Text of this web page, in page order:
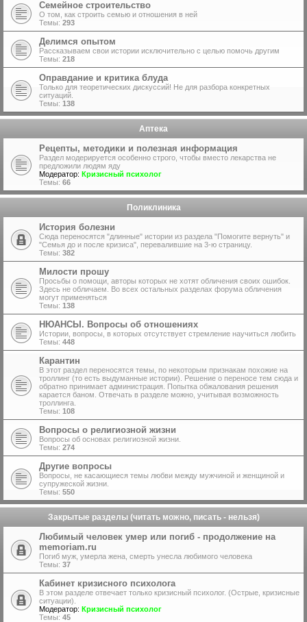
Семейное строительство
О том, как строить семью и отношения в ней
Темы: 293
Делимся опытом
Рассказываем свои истории исключительно с целью помочь другим
Темы: 218
Оправдание и критика блуда
Только для теоретических дискуссий! Не для разбора конкретных
ситуаций.
Темы: 138
Аптека
Рецепты, методики и полезная информация
Раздел модерируется особенно строго, чтобы вместо лекарства не
предложили людям яду
Модератор: Кризисный психолог
Темы: 66
Поликлиника
История болезни
Сюда переносятся "длинные" истории из раздела "Помогите вернуть" и
"Семья до и после кризиса", перевалившие на 3-ю страницу.
Темы: 382
Милости прошу
Просьбы о помощи, авторы которых не хотят обличения своих ошибок.
Здесь не обличаем. Во всех остальных разделах форума обличения
могут применяться
Темы: 138
НЮАНСЫ. Вопросы об отношениях
Истории, вопросы, в которых отсутствует стремление научиться любить
Темы: 448
Карантин
В этот раздел переносятся темы, по некоторым признакам похожие на
троллинг (то есть выдуманные истории). Решение о переносе тем сюда и
обратно принимает администрация. Попытка обжалования решения
карается баном. Отвечать в разделе можно, учитывая возможность
троллинга.
Темы: 108
Вопросы о религиозной жизни
Вопросы об основах религиозной жизни.
Темы: 274
Другие вопросы
Вопросы, не касающиеся темы любви между мужчиной и женщиной и
супружеской жизни.
Темы: 550
Закрытые разделы (читать можно, писать - нельзя)
Любимый человек умер или погиб - продолжение на
memoriam.ru
Погиб муж, умерла жена, смерть унесла любимого человека
Темы: 37
Кабинет кризисного психолога
В этом разделе отвечает только кризисный психолог. (Острые, кризисные
ситуации).
Модератор: Кризисный психолог
Темы: 45